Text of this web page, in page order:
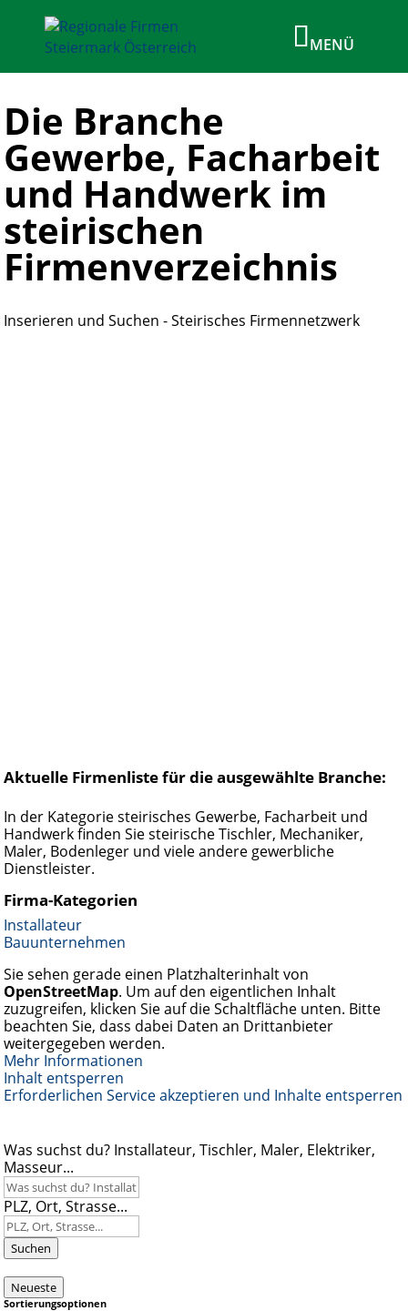
Die Branche
Gewerbe, Facharbeit
und Handwerk im
steirischen
Firmenverzeichnis
Inserieren und Suchen - Steirisches Firmennetzwerk
Aktuelle Firmenliste für die ausgewählte Branche:
In der Kategorie steirisches Gewerbe, Facharbeit und
Handwerk finden Sie steirische Tischler, Mechaniker,
Maler, Bodenleger und viele andere gewerbliche
Dienstleister.
Firma-Kategorien
Installateur
Bauunternehmen
Sie sehen gerade einen Platzhalterinhalt von
OpenStreetMap. Um auf den eigentlichen Inhalt
zuzugreifen, klicken Sie auf die Schaltfläche unten. Bitte
beachten Sie, dass dabei Daten an Drittanbieter
weitergegeben werden.
Mehr Informationen
Inhalt entsperren
Erforderlichen Service akzeptieren und Inhalte entsperren
Was suchst du? Installateur, Tischler, Maler, Elektriker,
Masseur...
PLZ, Ort, Strasse...
Suchen
Neueste
Sortierungsoptionen